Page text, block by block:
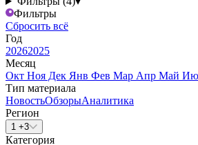
Фильтры
Сбросить всё
Год
20262025
Месяц
Окт Ноя Дек Янв Фев Мар Апр Май
Тип материала
НовостьОбзорыАналитика
Регион
1 +3
Категория